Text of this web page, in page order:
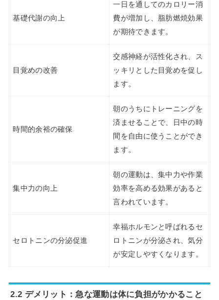
基礎代謝の向上
一日を通してのカロリー消
費が増加し、脂肪燃焼効果
が期待できます。
目覚めの改善
交感神経が活性化され、ス
ッキリとした目覚めを促し
ます。
時間的余裕の確保
朝のうちにトレーニングを
済ませることで、日中の時
間を自由に使うことができ
ます。
集中力の向上
朝の運動は、集中力や作業
効率を高める効果があると
言われています。
セロトニンの分泌促進
幸福ホルモンと呼ばれるセ
ロトニンが分泌され、気分
が安定しやすくなります。
2.2 デメリット：急な運動は体に負担がかかること